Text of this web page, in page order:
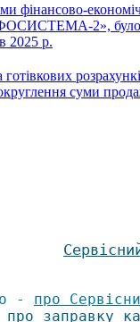
фінансово-
2», було
2025 р.
суми
- про
про заправку